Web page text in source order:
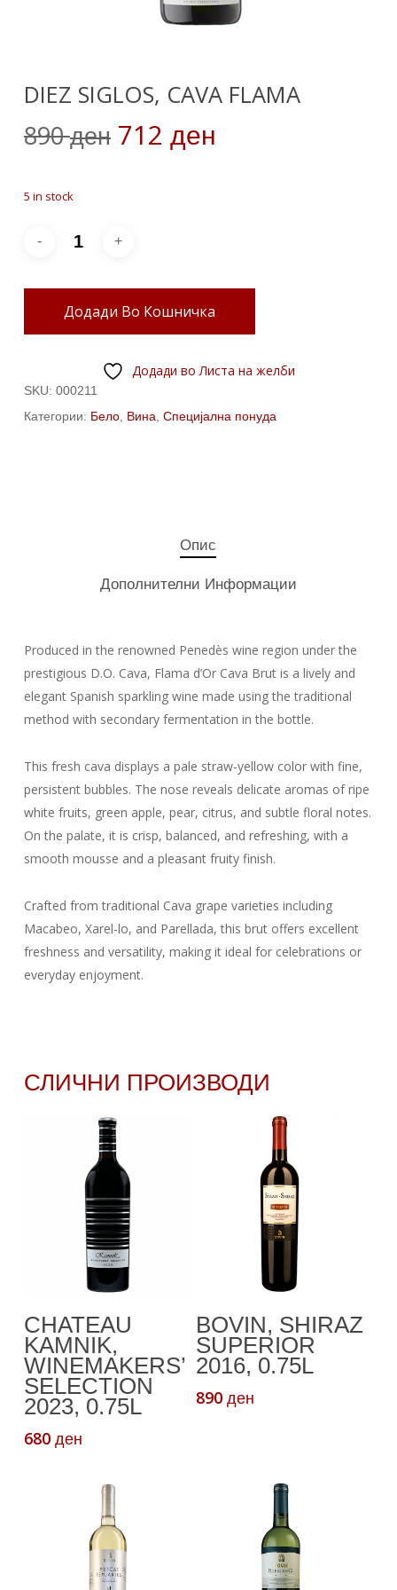
DIEZ SIGLOS, CAVA FLAMA
890ден Original
price
712 ден
5 in stock
Додади Во Кошничка
Додади во Листа на желби
SKU: 000211
Категории: Бело, Вина, Специјална понуда
Опис
Дополнителни Информации
Produced in the renowned Penedès wine region under the
prestigious D.O. Cava, Flama d’OrCava Brut is a lively and
elegant Spanish sparkling wine made using the traditional
method with secondary fermentation in the bottle.
This fresh cava displays a pale straw-yellow color with fine,
persistent bubbles. The nose reveals delicate aromas of ripe
white fruits, green apple, pear, citrus, and subtle floral notes.
On the palate, it is crisp, balanced, and refreshing, with a
smooth mousse and a pleasant fruity finish.
Crafted from traditional Cava grape varieties including
Macabeo, Xarel-lo, and Parellada, this brut offers excellent
freshness and versatility, making it ideal for celebrations or
everyday enjoyment.
СЛИЧНИ ПРОИЗВОДИ
Кошничка
CHATEAU
KAMNIK,
WINEMAKERS’
SELECTION
2023, 0.75L
680 ден
Кошничка
BOVIN, SHIRAZ
SUPERIOR
2016, 0.75L
890ден